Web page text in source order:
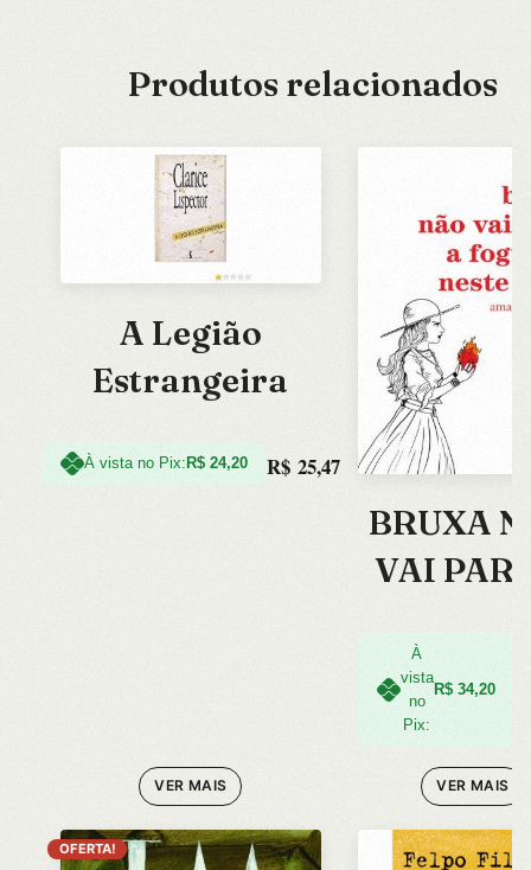
Produtos relacionados
A Legião
Estrangeira
À vista no Pix: R$24,20 R$25,47
VER MAIS
BRUXA
VAI
NESTE
LIVRO,
À
vista
no
Pix:
R$34,20
VER MAIS
OFERTA!